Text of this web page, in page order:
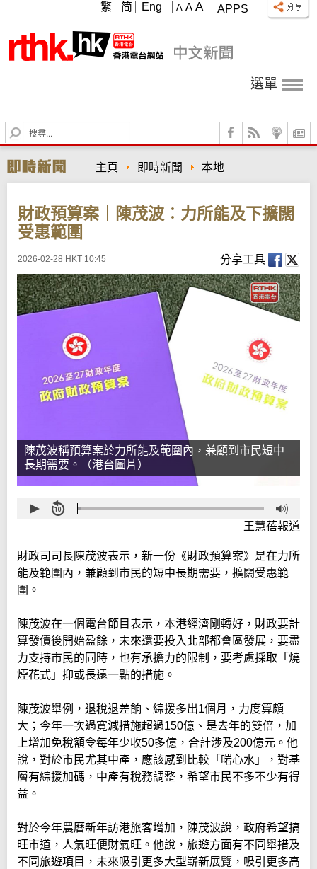
APPS
A A A
繁 简 Eng
選單
S
e
r
c
主頁 即時新聞 本地
財政預算案｜陳茂波︰力所能及下擴闊
受惠範圍
2026-02-28 HKT 10:45 分享工具
陳茂波稱預算案於力所能及範圍內，兼顧到市民短中
長期需要。（港台圖片）
王慧蓓報道
財政司司長陳茂波表示，新一份《財政預算案》是在力所
能及範圍內，兼顧到市民的短中長期需要，擴闊受惠範
圍。
陳茂波在一個電台節目表示，本港經濟剛轉好，財政要計
算發債後開始盈餘，未來還要投入北部都會區發展，要盡
力支持市民的同時，也有承擔力的限制，要考慮採取「燒
煙花式」抑或長遠一點的措施。
陳茂波舉例，退稅退差餉、綜援多出1個月，力度算頗
大；今年一次過寛減措施超過150億、是去年的雙倍，加
上增加免稅額令每年少收50多億，合計涉及200億元。他
說，對於市民尤其中產，應該感到比較「啱心水」，對基
層有綜援加碼，中產有稅務調整，希望市民不多不少有得
益。
對於今年農曆新年訪港旅客增加，陳茂波說，政府希望搞
旺市道，人氣旺便財氣旺。他說，旅遊方面有不同舉措及
不同旅遊項目，未來吸引更多大型嶄新展覽，吸引更多高